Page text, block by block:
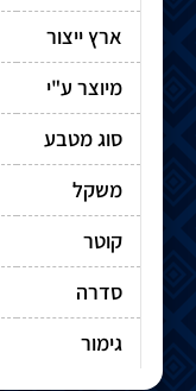
ארץ ייצור
מיוצר ע"י
סוג מטבע
משקל
קוטר
סדרה
גימור